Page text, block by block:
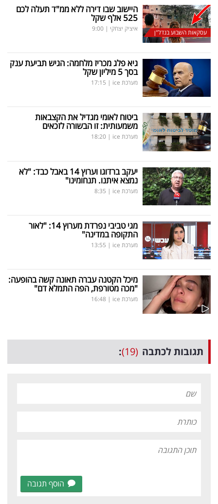
עסקאות השבוע בנדל"ן
היישוב שבו דירה ללא ממ"ד תעלה לכם
525 אלף שקל
איציק יצחקי |
9:00
גיא פלג מכריז מלחמה: הגיש תביעת ענק
בסך 5 מיליון שקל
מערכת ice |
17:15
ביטוח לאומי מגדיל את הקצבאות
משמעותית: זו הבשורה לזכאים
מערכת ice |
18:20
יעקב ברדוגו וערוץ 14 באבל כבד: "לא
נמצא איתנו. תנחומינו"
מערכת ice |
8:35
מגי טביבי נפרדת מערוץ 14: "לאור
התקופה במדינה"
מערכת ice |
13:55
מיכל הקטנה עברה תאונה קשה בהופעה:
"מכה מטורפת, הפה התמלא דם"
מערכת ice |
16:48
תגובות לכתבה (19)
:
הוסף תגובה